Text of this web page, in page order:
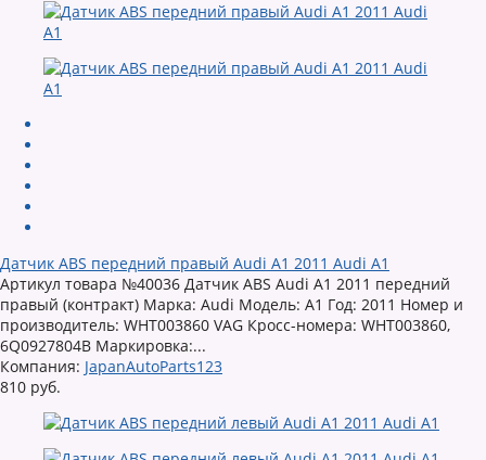
Датчик ABS передний правый Audi A1 2011 Audi A1
Артикул товара №40036 Датчик ABS Audi A1 2011 передний
правый (контракт) Марка: Audi Модель: A1 Год: 2011 Номер и
производитель: WHT003860 VAG Кросс-номера: WHT003860,
6Q0927804B Маркировка:...
Компания: JapanAutoParts123
810 руб.